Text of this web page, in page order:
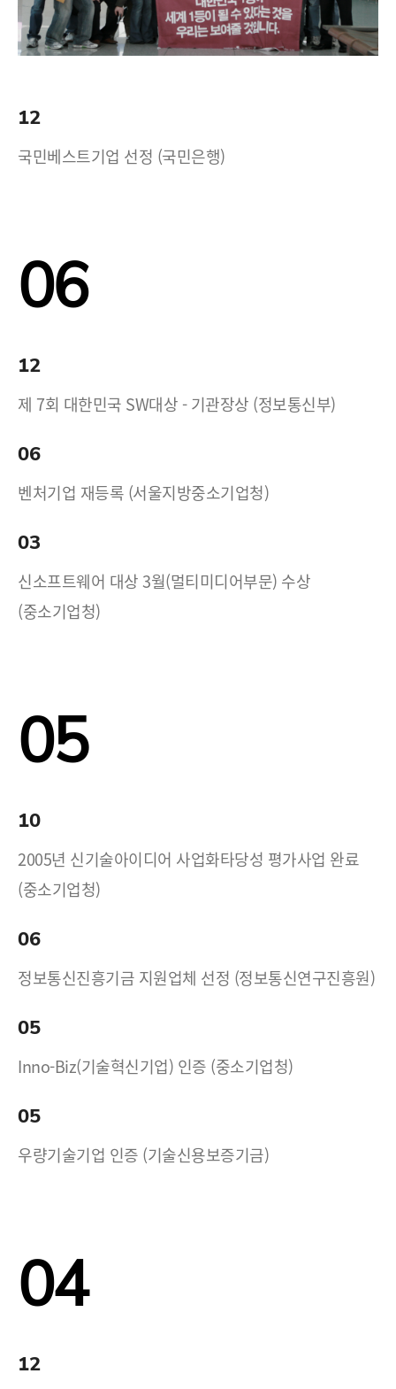
12
국민베스트기업 선정 (국민은행)
06
12
제 7회 대한민국 SW대상 - 기관장상 (정보통신부)
06
벤처기업 재등록 (서울지방중소기업청)
03
신소프트웨어 대상 3월(멀티미디어부문) 수상
(중소기업청)
05
10
2005년 신기술아이디어 사업화타당성 평가사업 완료
(중소기업청)
06
정보통신진흥기금 지원업체 선정 (정보통신연구진흥원)
05
Inno-Biz(기술혁신기업) 인증 (중소기업청)
05
우량기술기업 인증 (기술신용보증기금)
04
12